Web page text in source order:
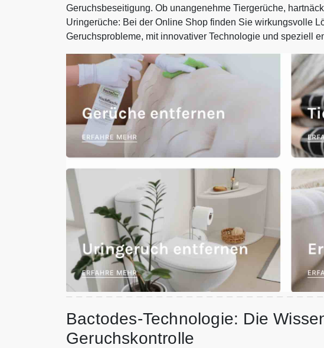
Geruchsbeseitigung. Ob unangenehme Tiergerüche,
Uringerüche: Bei der Online Shop finden Sie wirkungsvolle
Geruchsprobleme, mit innovativer Technologie und speziell
Bactodes-Technologie: Die
Geruchskontrolle